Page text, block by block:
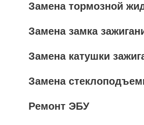
Замена тормозной
Замена замка
Замена катушки
Замена
Ремонт ЭБУ